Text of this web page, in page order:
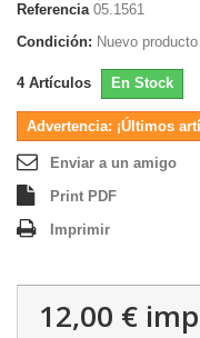
Referencia 05.1561
Condición: Nuevo producto
4 Artículos En Stock
Advertencia: ¡Últimos
Enviar a un amigo
Print PDF
Imprimir
12,00 €